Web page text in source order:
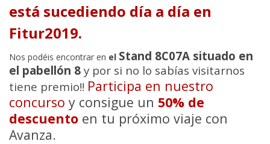
está sucediendo día a día en
Fitur2019.
Nos podéis encontrar en el Stand 8C07A situado en
el pabellón 8 y por si no lo sabías visitarnos
tiene premio!! Participa en nuestro
concurso y consigue un 50% de
descuento en tu próximo viaje con
Avanza.